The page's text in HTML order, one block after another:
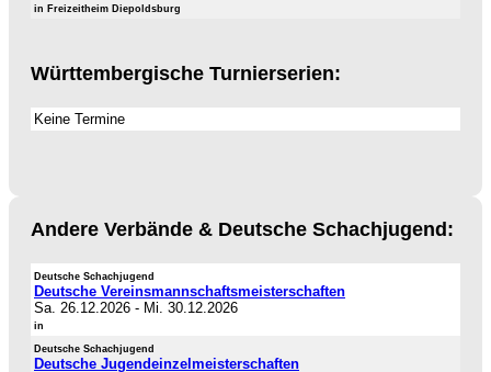
in Freizeitheim Diepoldsburg
Württembergische Turnierserien:
Keine Termine
Andere Verbände & Deutsche Schachjugend:
Deutsche Schachjugend
Deutsche Vereinsmannschaftsmeisterschaften
Sa. 26.12.2026 - Mi. 30.12.2026
in
Deutsche Schachjugend
Deutsche Jugendeinzelmeisterschaften